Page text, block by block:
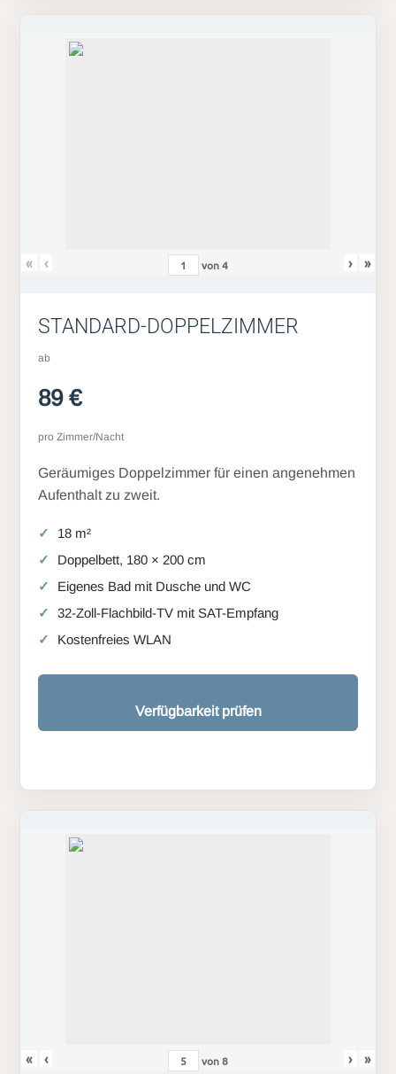
« ‹ von4 › »
STANDARD-DOPPELZIMMER
ab
89 €
pro Zimmer/Nacht
Geräumiges Doppelzimmer für einen angenehmen
Aufenthalt zu zweit.
18 m²
Doppelbett, 180 × 200 cm
Eigenes Bad mit Dusche und WC
32-Zoll-Flachbild-TV mit SAT-Empfang
Kostenfreies WLAN
Verfügbarkeit prüfen
« ‹ von8 › »